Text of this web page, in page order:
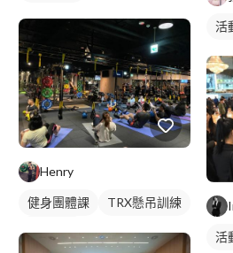
歌餐廳、十二Monkey 、Cheers美式
咖啡廳、Win House 無國界料理餐廳、
響 展演咖啡廳、環球A8、A9、A19 、
Bar、黃悶雞米飯(力行店)、WINI葡萄
Henry
健身團體課
TRX懸吊訓練
活
活